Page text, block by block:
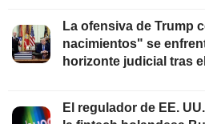
La ofensiva de Trump
nacimientos" se
horizonte judicial tras
El regulador de EE.